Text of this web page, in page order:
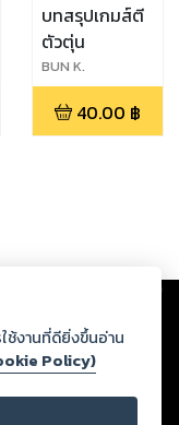
บทสรุปเกมส์ตี
ตัวตุ่น
BUN K.
40.00 ฿
ฏว่าละเมิดสิทธิใน
ะศีลธรรม ดังนั้น ผู้อ่าน
ง และหากท่านพบว่าส่วน
บริษัท เพื่อทีมงานจะได้
ธิ์ตามพระราชบัญญัติ
ช้งานที่ดียิ่งขึ้นอ่าน
Policy)